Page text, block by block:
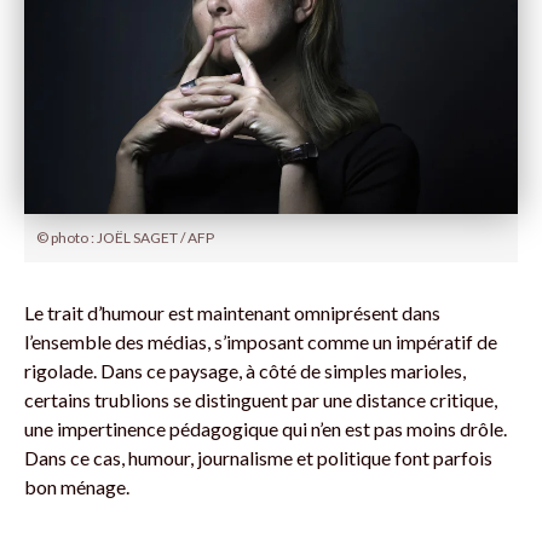
© photo : JOËL SAGET / AFP
Le trait d’humour est maintenant omniprésent dans
l’ensemble des médias, s’imposant comme un impératif de
rigolade. Dans ce paysage, à côté de simples marioles,
certains trublions se distinguent par une distance critique,
une impertinence pédagogique qui n’en est pas moins drôle.
Dans ce cas, humour, journalisme et politique font parfois
bon ménage.